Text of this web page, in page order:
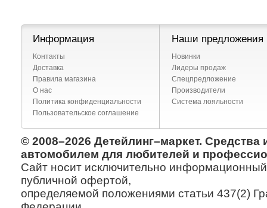
Информация
Контакты
Доставка
Правила магазина
О нас
Политика конфиденциальности
Пользовательское соглашение
Наши предложения
Новинки
Лидеры продаж
Спецпредложение
Производители
Система лояльности
© 2008–2026 Детейлинг–маркет. Средства
автомобилем для любителей и
Сайт носит исключительно информационный
публичной офертой,
определяемой положениями статьи 437(2)